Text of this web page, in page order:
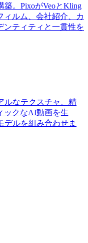
。PixoがVeoとKling
ィルム、会社紹介、カ
ンティティと一貫性を
ルなテクスチャ、精
ックなAI動画を生
デルを組み合わせま